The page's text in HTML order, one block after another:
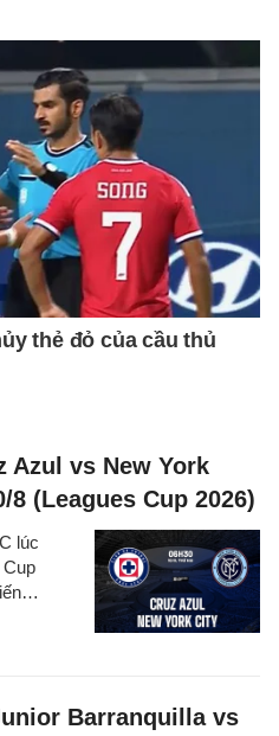
Azul vs New York
8 (Leagues Cup 2026)
lúc
Cup
Barranquilla vs